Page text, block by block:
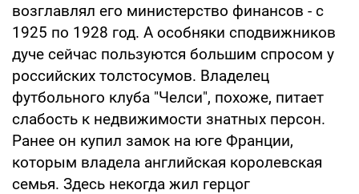
возглавлял его министерство финансов - с
1925 по 1928 год. А особняки сподвижников
дуче сейчас пользуются большим спросом у
российских толстосумов. Владелец
футбольного клуба "Челси", похоже, питает
слабость к недвижимости знатных персон.
Ранее он купил замок на юге Франции,
которым владела английская королевская
семья. Здесь некогда жил герцог